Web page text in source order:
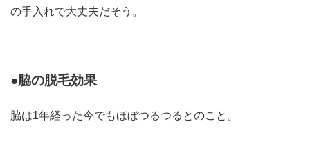
の手入れで大丈夫だそう。
●脇の脱毛効果
脇は1年経った今でもほぼつるつるとのこと。